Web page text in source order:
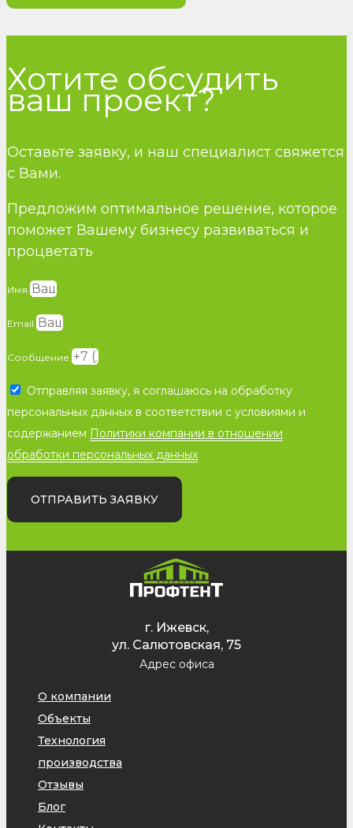
Хотите обсудить
ваш проект?
Оставьте заявку, и наш специалист свяжется
с Вами.
Предложим оптимальное решение, которое
поможет Вашему бизнесу развиваться и
процветать
Имя
Email
Сообщение
Отправляя заявку, я соглашаюсь на обработку
персональных данных в соответствии с условиями и
содержанием Политики компании в отношении
обработки персональных данных
ОТПРАВИТЬ ЗАЯВКУ
г. Ижевск,
ул. Салютовская, 75
Адрес офиса
О компании
Объекты
Технология
производства
Отзывы
Блог